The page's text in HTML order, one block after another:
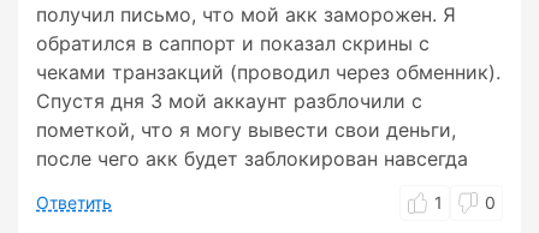
получил письмо, что мой акк заморожен. Я
обратился в саппорт и показал скрины с
чеками транзакций (проводил через обменник).
Спустя дня 3 мой аккаунт разблочили с
пометкой, что я могу вывести свои деньги,
после чего акк будет заблокирован навсегда
Ответить 1 0